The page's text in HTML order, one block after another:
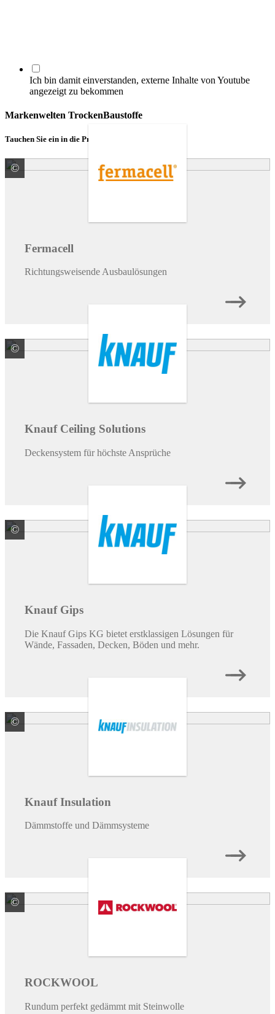
Ich bin damit einverstanden, externe Inhalte von Youtube
angezeigt zu bekommen
Markenwelten TrockenBaustoffe
Tauchen Sie ein in die Produktwelt unserer Partner.
© James Hardie Europe GmbH
Fermacell
Richtungsweisende Ausbaulösungen
© © Fotostudio Sepp Eder
Knauf Ceiling Solutions
Deckensystem für höchste Ansprüche
© Knauf Gips
Knauf Gips
Die Knauf Gips KG bietet erstklassigen Lösungen für
Wände, Fassaden, Decken, Böden und mehr.
© Knauf Insulation GmbH
Knauf Insulation
Dämmstoffe und Dämmsysteme
© DEUTSCHE ROCKWOOL GmbH & Co. KG
ROCKWOOL
Rundum perfekt gedämmt mit Steinwolle